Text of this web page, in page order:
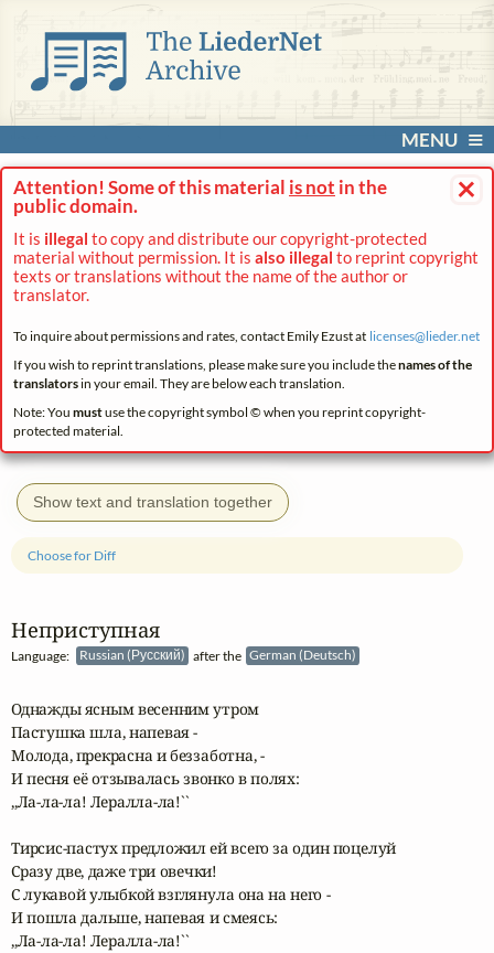
MENU
×
Attention! Some of this material is not in the
public domain.
It is illegal to copy and distribute our copyright-protected
material without permission. It is also illegal to reprint copyright
texts or translations without the name of the author or
translator.
To inquire about permissions and rates, contact Emily Ezust at licenses@lieder.net
If you wish to reprint translations, please make sure you include thenames of the
translatorsin your email. They are below each translation.
Note: You mustuse the copyright symbol © when you reprint copyright-
protected material.
Show text and translation together
Неприступная
Language: Russian (Русский) after the German (Deutsch)
Choose for Diff
Однажды ясным весенним утром
Пастушка шла, напевая -
Молода, прекрасна и беззаботна, -
И песня её отзывалась звонко в полях:
,,Ла-ла-ла! Лералла-ла!``
Тирсис-пастух предложил ей всего за один поцелуй
Сразу две, даже три овечки!
С лукавой улыбкой взглянула она на него -
И пошла дальше, напевая и смеясь:
,,Ла-ла-ла! Лералла-ла!``